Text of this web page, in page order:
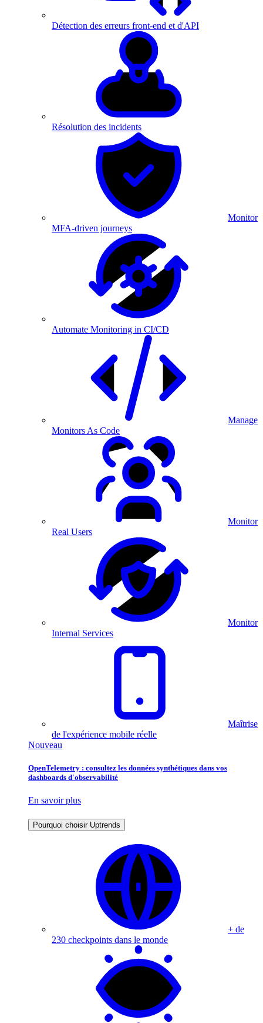
Détection des erreurs front-end et d'API
Résolution des incidents
Monitor
MFA-driven journeys
Automate Monitoring in CI/CD
Manage
Monitors As Code
Monitor
Real Users
Monitor
Internal Services
Maîtrise
de l'expérience mobile réelle
Nouveau
OpenTelemetry : consultez les données synthétiques dans vos
dashboards d'observabilité
En savoir plus
Pourquoi choisir Uptrends
+ de
230 checkpoints dans le monde